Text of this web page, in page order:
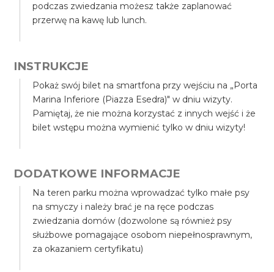
podczas zwiedzania możesz także zaplanować
przerwę na kawę lub lunch.
INSTRUKCJE
Pokaż swój bilet na smartfona przy wejściu na „Porta
Marina Inferiore (Piazza Esedra)" w dniu wizyty.
Pamiętaj, że nie można korzystać z innych wejść i że
bilet wstępu można wymienić tylko w dniu wizyty!
DODATKOWE INFORMACJE
Na teren parku można wprowadzać tylko małe psy
na smyczy i należy brać je na ręce podczas
zwiedzania domów (dozwolone są również psy
służbowe pomagające osobom niepełnosprawnym,
za okazaniem certyfikatu)